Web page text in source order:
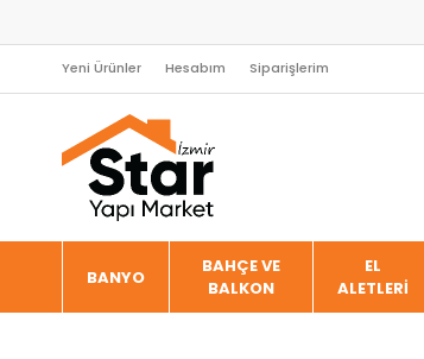
Yeni Ürünler Hesabım Siparişlerim
BANYO
BAHÇE VE
BALKON
EL
ALETLERİ